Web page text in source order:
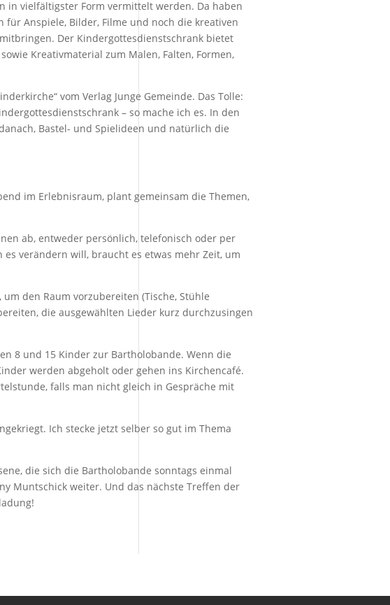
in vielfältigster Form vermittelt werden. Da haben
Anspiele, Bilder, Filme und noch die kreativen
Der Kindergottesdienstschrank bietet
Kreativmaterial zum Malen, Falten, Formen,
vom Verlag Junge Gemeinde. Das Tolle:
– so mache ich es. In den
Bastel- und Spielideen und natürlich die
im Erlebnisraum, plant gemeinsam die Themen,
ab, entweder persönlich, telefonisch oder per
verändern will, braucht es etwas mehr Zeit, um
den Raum vorzubereiten (Tische, Stühle
die ausgewählten Lieder kurz durchzusingen
8 und 15 Kinder zur Bartholobande. Wenn die
werden abgeholt oder gehen ins Kirchencafé.
falls man nicht gleich in Gespräche mit
Ich stecke jetzt selber so gut im Thema
die sich die Bartholobande sonntags einmal
Muntschick weiter. Und das nächste Treffen der